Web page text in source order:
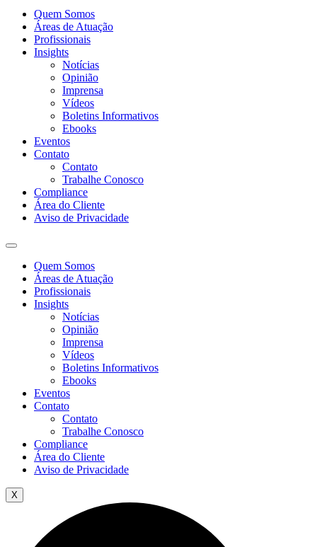
Quem Somos
Áreas de Atuação
Profissionais
Insights
Notícias
Opinião
Imprensa
Vídeos
Boletins Informativos
Ebooks
Eventos
Contato
Contato
Trabalhe Conosco
Compliance
Área do Cliente
Aviso de Privacidade
Quem Somos
Áreas de Atuação
Profissionais
Insights
Notícias
Opinião
Imprensa
Vídeos
Boletins Informativos
Ebooks
Eventos
Contato
Contato
Trabalhe Conosco
Compliance
Área do Cliente
Aviso de Privacidade
X